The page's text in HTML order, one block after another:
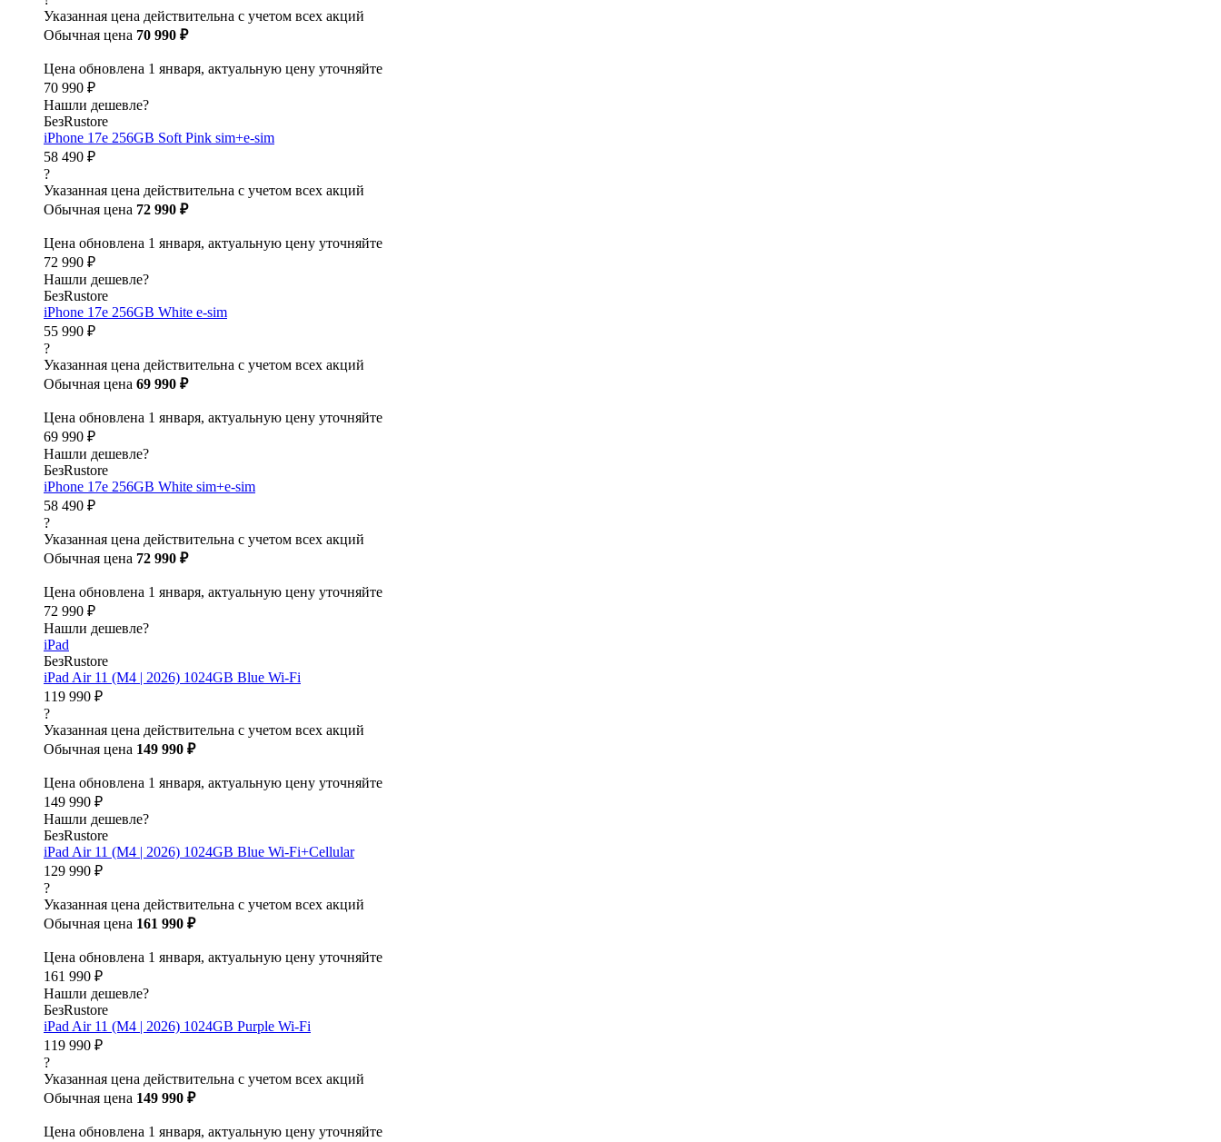
Указанная цена действительна с учетом всех акций
Обычная цена 70 990 ₽
Цена обновлена 1 января, актуальную цену уточняйте
70 990 ₽
Нашли дешевле?
БезRustore
iPhone 17e 256GB Soft Pink sim+e-sim
58 490 ₽
?
Указанная цена действительна с учетом всех акций
Обычная цена 72 990 ₽
Цена обновлена 1 января, актуальную цену уточняйте
72 990 ₽
Нашли дешевле?
БезRustore
iPhone 17e 256GB White e-sim
55 990 ₽
?
Указанная цена действительна с учетом всех акций
Обычная цена 69 990 ₽
Цена обновлена 1 января, актуальную цену уточняйте
69 990 ₽
Нашли дешевле?
БезRustore
iPhone 17e 256GB White sim+e-sim
58 490 ₽
?
Указанная цена действительна с учетом всех акций
Обычная цена 72 990 ₽
Цена обновлена 1 января, актуальную цену уточняйте
72 990 ₽
Нашли дешевле?
iPad
БезRustore
iPad Air 11 (M4 | 2026) 1024GB Blue Wi-Fi
119 990 ₽
?
Указанная цена действительна с учетом всех акций
Обычная цена 149 990 ₽
Цена обновлена 1 января, актуальную цену уточняйте
149 990 ₽
Нашли дешевле?
БезRustore
iPad Air 11 (M4 | 2026) 1024GB Blue Wi-Fi+Cellular
129 990 ₽
?
Указанная цена действительна с учетом всех акций
Обычная цена 161 990 ₽
Цена обновлена 1 января, актуальную цену уточняйте
161 990 ₽
Нашли дешевле?
БезRustore
iPad Air 11 (M4 | 2026) 1024GB Purple Wi-Fi
119 990 ₽
?
Указанная цена действительна с учетом всех акций
Обычная цена 149 990 ₽
Цена обновлена 1 января, актуальную цену уточняйте